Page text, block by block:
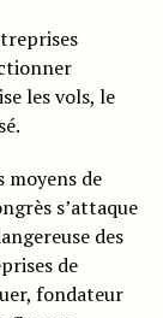
les vols, le
moyens de
s’attaque
des
de
fondateur